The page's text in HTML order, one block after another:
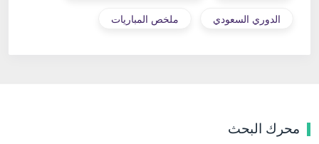
الدوري السعودي ملخص المباريات
محرك البحث